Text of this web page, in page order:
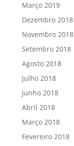
Março 2019
Dezembro 2018
Novembro 2018
Setembro 2018
Agosto 2018
Julho 2018
Junho 2018
Abril 2018
Março 2018
Fevereiro 2018